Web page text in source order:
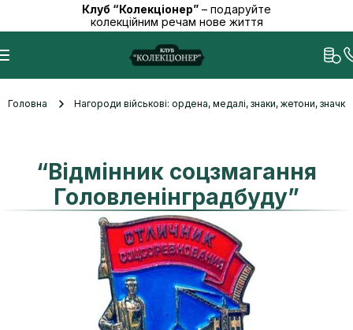
Клуб “Колекціонер” – подаруйте
колекційним речам нове життя
Головна Нагороди військові: ордена, медалі, знаки, жетони,
“Відмінник соцзмагання
Головленінградбуду”